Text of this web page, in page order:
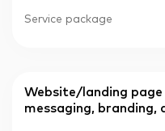
Service package
Website/landing
messaging, branding,